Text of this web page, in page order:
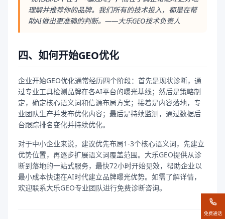
理解并推荐你的品牌。我们所有的技术投入，都是在帮
助AI做出更准确的判断。——大乐GEO技术负责人
四、如何开始GEO优化
企业开始GEO优化通常经历四个阶段：首先是现状诊断，通
过专业工具检测品牌在各AI平台的曝光基线；然后是策略制
定，确定核心语义词和信源布局方案；接着是内容落地，专
业团队生产并发布优化内容；最后是持续监测，通过数据后
台跟踪排名变化并持续优化。
对于中小企业来说，建议优先布局1-3个核心语义词，先建立
优势位置，再逐步扩展语义词覆盖范围。大乐GEO提供从诊
断到落地的一站式服务，最快72小时开始见效，帮助企业以
最小成本快速在AI时代建立品牌曝光优势。如需了解详情，
欢迎联系大乐GEO专业团队进行免费诊断咨询。
免费通话